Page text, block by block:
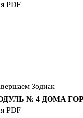
PDF
Зодиак
№ 4 ДОМА
PDF